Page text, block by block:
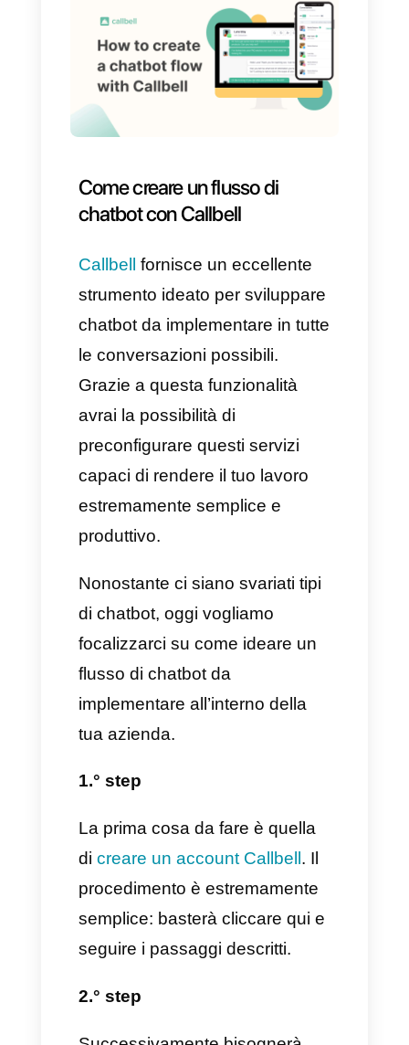
elementare: al giorno d’oggi,
esistono svariati strumenti
capaci di implementare questa
necessariamente conoscere il
codice per inserire un chatbot.
È proprio questo il motivo per
cui ideare i flussi di chatbot è un
processo estremamente
semplice che non richiede né
troppo tempo né una fatica
esagerata.
7) Prezzo:anche il valore di
questo investimento è un
vantaggio: infatti, avendo un
chatbot a tua disposizione,
avrai bisogno solamente di un
verrà effettuato dal chatbot
investire nel costo mensile dello
strumento descritto e
dell’agente incaricato.
dei benefici più importanti